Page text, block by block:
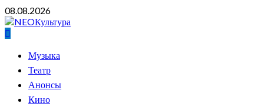
Перейти
к
содержимому
08.08.2026
ОсновноеМузыка
Театр
Анонсы
Кино